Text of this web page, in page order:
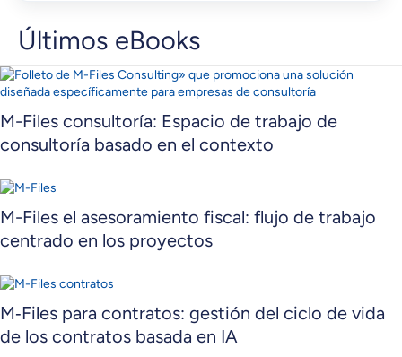
Últimos eBooks
M-Files consultoría: Espacio de trabajo de
consultoría basado en el contexto
M-Files el asesoramiento fiscal: flujo de trabajo
centrado en los proyectos
M‑Files para contratos: gestión del ciclo de vida
de los contratos basada en IA